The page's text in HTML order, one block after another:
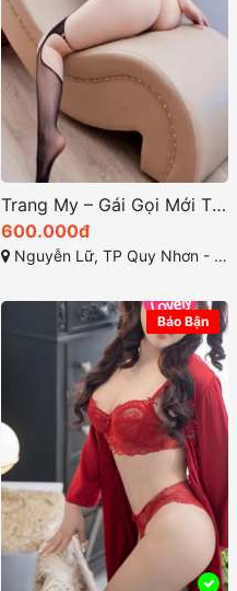
Trang My – Gái Gọi Mới TP Quy Nhơn dịu dàng & Quyến Rũ
600.000đ
Nguyễn Lữ, TP Quy Nhơn - Bình Định
Báo Bận